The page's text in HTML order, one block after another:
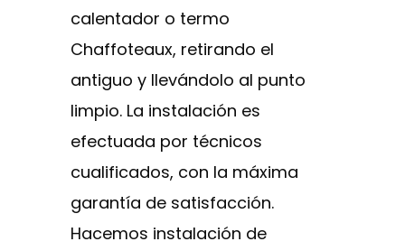
calentador o termo
Chaffoteaux, retirando el
antiguo y llevándolo al punto
limpio. La instalación es
efectuada por técnicos
cualificados, con la máxima
garantía de satisfacción.
Hacemos instalación de